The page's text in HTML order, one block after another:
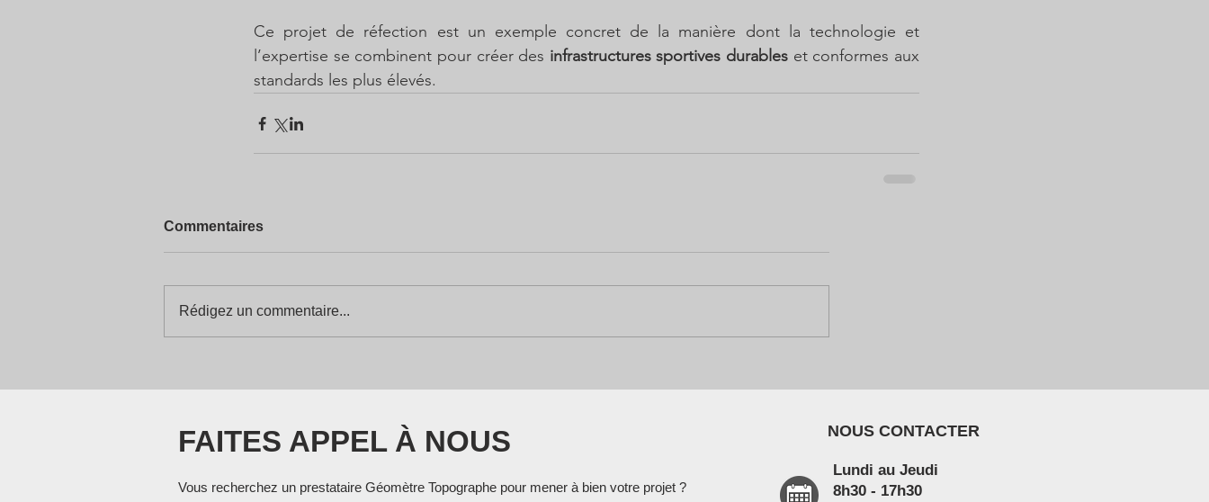
Ce projet de réfection est un exemple concret de la manière dont la technologie et
l’expertise se combinent pour créer des infrastructures sportives durables et conformes aux
standards les plus élevés.
Commentaires
Rédigez un commentaire...
FAITES APPEL À NOUS
Vous recherchez un prestataire Géomètre Topographe pour mener à bien votre projet ?
NOUS CONTACTER
Lundi au Jeudi
8h30 - 17h30